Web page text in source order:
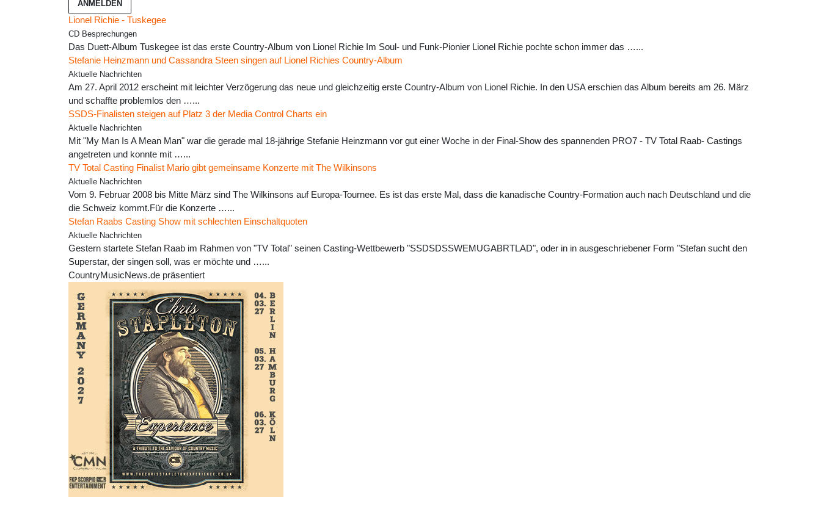
ANMELDEN
Lionel Richie - Tuskegee
CD Besprechungen
Das Duett-Album Tuskegee ist das erste Country-Album von Lionel Richie Im Soul- und Funk-Pionier Lionel Richie pochte schon immer das …...
Stefanie Heinzmann und Cassandra Steen singen auf Lionel Richies Country-Album
Aktuelle Nachrichten
Am 27. April 2012 erscheint mit leichter Verzögerung das neue und gleichzeitig erste Country-Album von Lionel Richie. In den USA erschien das Album bereits am 26. März
und schaffte problemlos den …...
SSDS-Finalisten steigen auf Platz 3 der Media Control Charts ein
Aktuelle Nachrichten
Mit "My Man Is A Mean Man" war die gerade mal 18-jährige Stefanie Heinzmann vor gut einer Woche in der Final-Show des spannenden PRO7 - TV Total Raab- Castings
angetreten und konnte mit …...
TV Total Casting Finalist Mario gibt gemeinsame Konzerte mit The Wilkinsons
Aktuelle Nachrichten
Vom 9. Februar 2008 bis Mitte März sind The Wilkinsons auf Europa-Tournee. Es ist das erste Mal, dass die kanadische Country-Formation auch nach Deutschland und die
die Schweiz kommt.Für die Konzerte …...
Stefan Raabs Casting Show mit schlechten Einschaltquoten
Aktuelle Nachrichten
Gestern startete Stefan Raab im Rahmen von "TV Total" seinen Casting-Wettbewerb "SSDSDSSWEMUGABRTLAD", oder in in ausgeschriebener Form "Stefan sucht den
Superstar, der singen soll, was er möchte und …...
CountryMusicNews.de präsentiert